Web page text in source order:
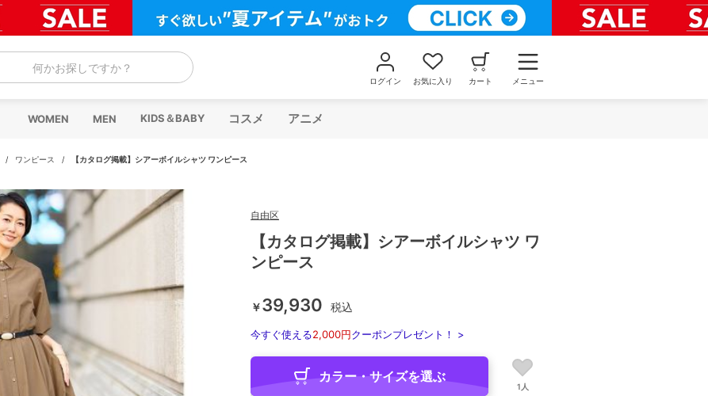
何かお探しですか？
ログイン お気に入り カート メニュー
WOMEN MEN KIDS＆BABY コスメ アニメ
/ ワンピース / 【カタログ掲載】シアーボイルシャツ ワンピース
自由区
【カタログ掲載】シアーボイルシャツ ワ
ンピース
￥39,930 税込
今すぐ使える2,000円クーポンプレゼント！ >
カラー・サイズを選ぶ
1人